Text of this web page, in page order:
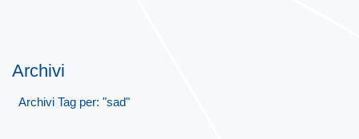
Archivi
Archivi Tag per: "sad"